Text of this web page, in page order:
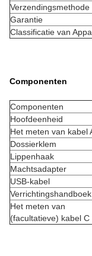
Verzendingsmethode
Garantie
Classificatie van
Componenten
Componenten
Hoofdeenheid
Het meten van kabel
Dossierklem
Lippenhaak
Machtsadapter
USB-kabel
Verrichtingshandboek
Het meten van
(facultatieve) kabel C